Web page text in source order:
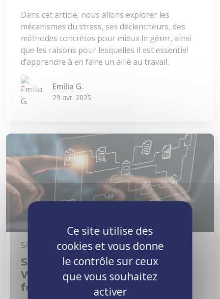
Dans cet article, nous allons explorer les
mécanismes du stress, ses déclencheurs, des
méthodes concrètes pour mieux le gérer, ainsi
que les raisons pour lesquelles il est essentiel
d’apprendre à en faire un allié au travail.
Emilia G.
29 avr. 2025
SAP
SAP Business Information
Warehouse (SAP BW) : les
fondamentaux
Ce site utilise des
cookies et vous donne
le contrôle sur ceux
que vous souhaitez
activer